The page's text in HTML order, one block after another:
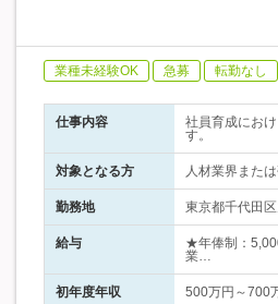
業種未経験OK 急募 転勤なし
仕事内容
社員育成にお
す。
対象となる方 人材業界また
勤務地 東京都千代田
給与
★年俸制：
業…
初年度年収 500万円～700